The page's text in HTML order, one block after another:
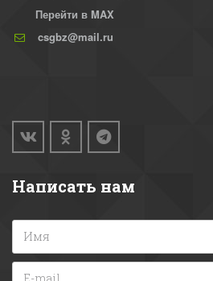
Перейти в MAX
csgbz@mail.ru
Написать нам